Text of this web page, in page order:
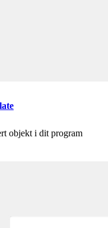
objekt i dit program